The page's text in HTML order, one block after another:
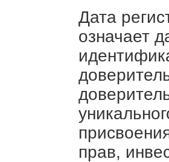
Дата
означает
прав,